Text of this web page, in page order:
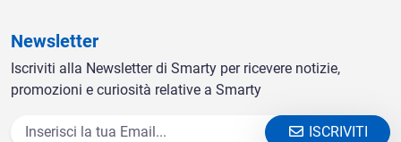
Newsletter
Iscriviti alla Newsletter di Smarty per ricevere notizie,
promozioni e curiosità relative a Smarty
ISCRIVITI